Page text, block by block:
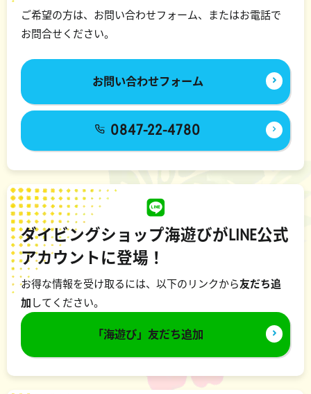
ご希望の方は、お問い合わせフォーム、またはお電話で
お問合せください。
お問い合わせフォーム
0847-22-4780
ダイビングショップ海遊びがLINE公式
アカウントに登場！
お得な情報を受け取るには、以下のリンクから友だち追
加 してください。
「海遊び」友だち追加